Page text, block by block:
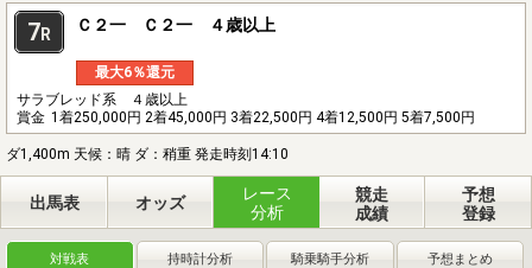
7R Ｃ２一 Ｃ２一 ４歳以上
最大6％還元
サラブレッド系 ４歳以上
賞金 1着250,000円 2着45,000円 3着22,500円 4着12,500円 5着7,500円
ダ1,400m 天候：晴 ダ：稍重 発走時刻14:10
出馬表 オッズ
レース
分析
競走
成績
予想
登録
対戦表 持時計分析 騎乗騎手分析 予想まとめ